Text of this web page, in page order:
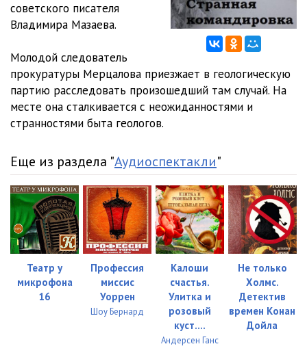
советского писателя
Владимира Мазаева.
Молодой следователь
прокуратуры Мерцалова приезжает в геологическую
партию расследовать произошедший там случай. На
месте она сталкивается с неожиданностями и
странностями быта геологов.
Еще из раздела "Аудиоспектакли"
Театр у
микрофона
16
Профессия
миссис
Уоррен
Шоу Бернард
Калоши
счастья.
Улитка и
розовый
куст....
Андерсен Ганс
Не только
Холмс.
Детектив
времен Конан
Дойла